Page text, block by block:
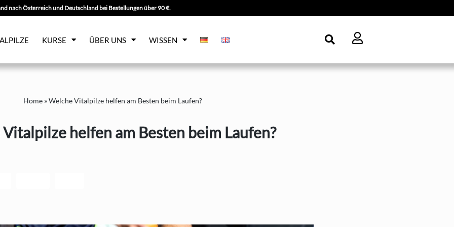
nach Österreich und Deutschland bei Bestellungen über 90 €.
KURSE ÜBER UNS WISSEN
Home »Welche Vitalpilze helfen am Besten beim Laufen?
helfen am Besten beim Laufen?